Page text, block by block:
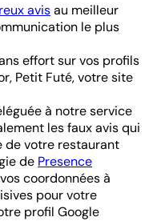
avisau meilleur
le plus
effort sur vos profils
Petit Futé, votre site
à notre service
les faux avis qui
de votre restaurant
de Presence
coordonnées à
pour votre
profil Google